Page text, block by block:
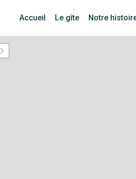
Accueil Le gîte Notre